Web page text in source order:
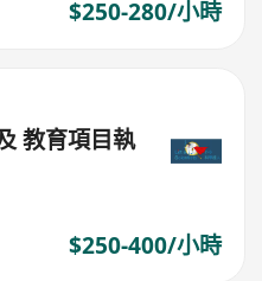
$250-280/小時
教育項目執
$250-400/小時